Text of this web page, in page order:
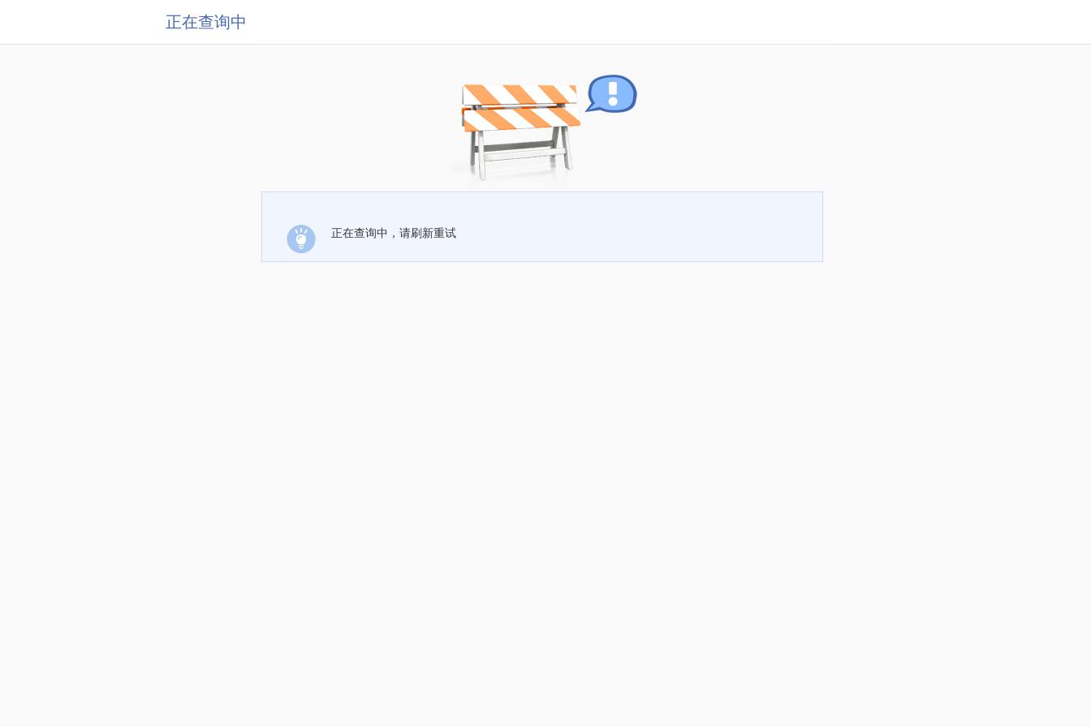
正在查询中
正在查询中，请刷新重试